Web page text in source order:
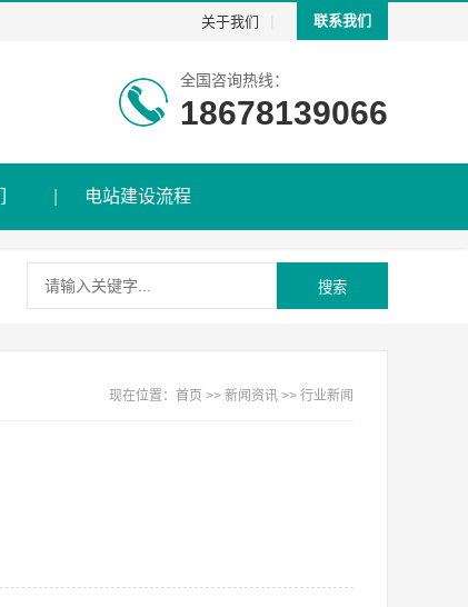
关于我们 联系我们
全国咨询热线：
18678139066
电站建设流程
搜索
现在位置： 首页 >> 新闻资讯 >> 行业新闻